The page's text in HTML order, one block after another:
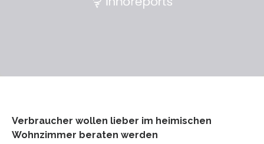
Verbraucher wollen lieber im heimischen
Wohnzimmer beraten werden